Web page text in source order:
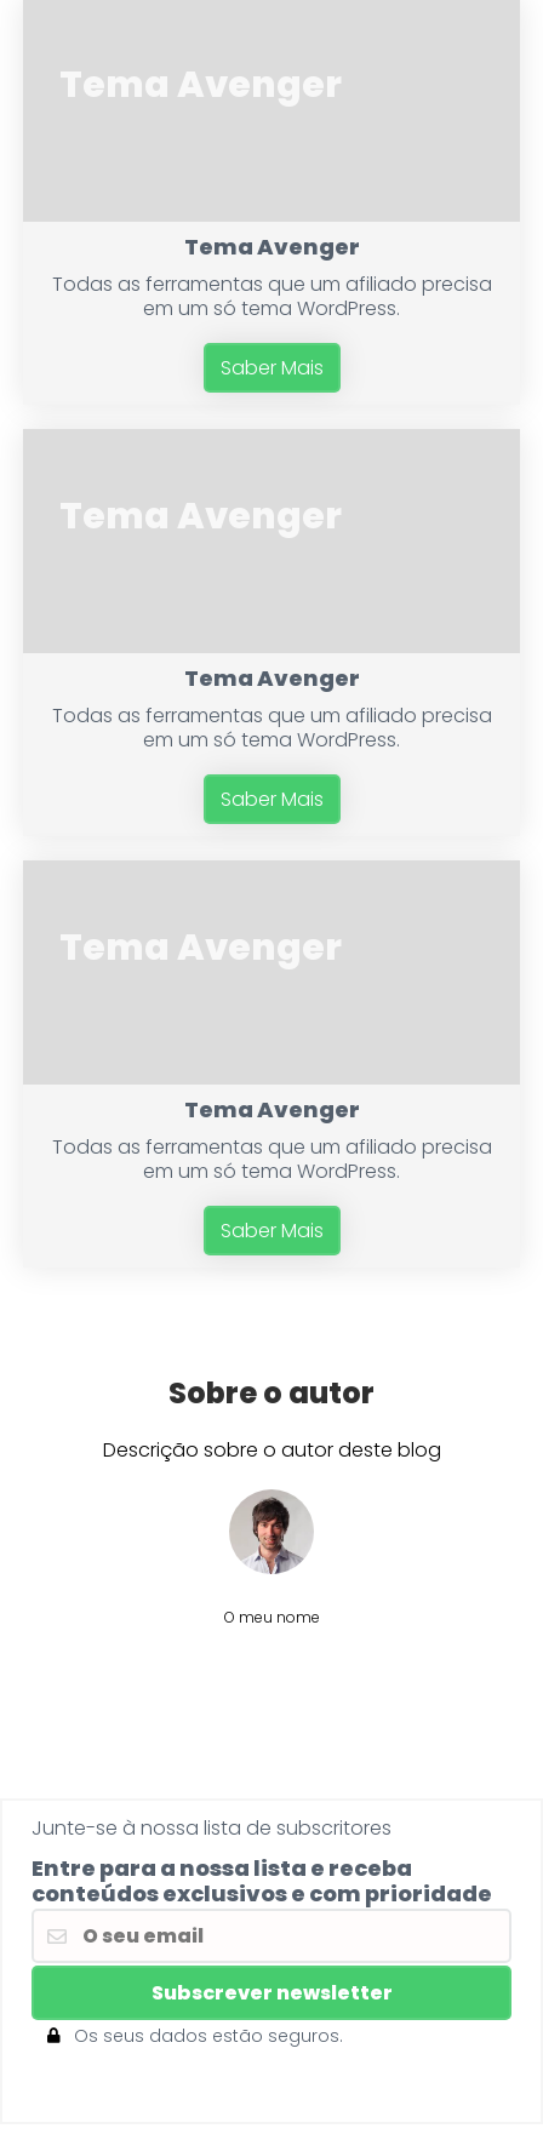
Tema Avenger
Tema Avenger
Todas as ferramentas que um afiliado precisa
em um só tema WordPress.
Saber Mais
Tema Avenger
Tema Avenger
Todas as ferramentas que um afiliado precisa
em um só tema WordPress.
Saber Mais
Tema Avenger
Tema Avenger
Todas as ferramentas que um afiliado precisa
em um só tema WordPress.
Saber Mais
Sobre o autor
Descrição sobre o autor deste blog
O meu nome
Junte-se à nossa lista de subscritores
Entre para a nossa lista e receba
conteúdos exclusivos e com prioridade
Os seus dados estão seguros.